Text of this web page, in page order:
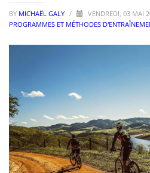
BY MICHAËL GALY / VENDREDI, 03 MAI
PROGRAMMES ET MÉTHODES